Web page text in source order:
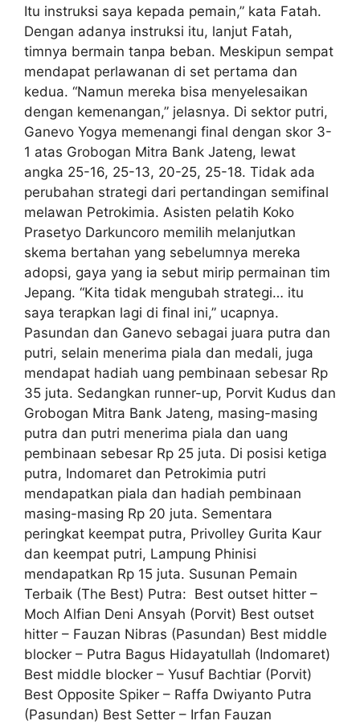
Itu instruksi saya kepada pemain,” kata Fatah.
Dengan adanya instruksi itu, lanjut Fatah,
timnya bermain tanpa beban. Meskipun sempat
mendapat perlawanan di set pertama dan
kedua. “Namun mereka bisa menyelesaikan
dengan kemenangan,” jelasnya. Di sektor putri,
Ganevo Yogya memenangi final dengan skor 3-
1 atas Grobogan Mitra Bank Jateng, lewat
angka 25-16, 25-13, 20-25, 25-18. Tidak ada
perubahan strategi dari pertandingan semifinal
melawan Petrokimia. Asisten pelatih Koko
Prasetyo Darkuncoro memilih melanjutkan
skema bertahan yang sebelumnya mereka
adopsi, gaya yang ia sebut mirip permainan tim
Jepang. “Kita tidak mengubah strategi… itu
saya terapkan lagi di final ini,” ucapnya.
Pasundan dan Ganevo sebagai juara putra dan
putri, selain menerima piala dan medali, juga
mendapat hadiah uang pembinaan sebesar Rp
35 juta. Sedangkan runner-up, Porvit Kudus dan
Grobogan Mitra Bank Jateng, masing-masing
putra dan putri menerima piala dan uang
pembinaan sebesar Rp 25 juta. Di posisi ketiga
putra, Indomaret dan Petrokimia putri
mendapatkan piala dan hadiah pembinaan
masing-masing Rp 20 juta. Sementara
peringkat keempat putra, Privolley Gurita Kaur
dan keempat putri, Lampung Phinisi
mendapatkan Rp 15 juta. Susunan Pemain
Terbaik (The Best) Putra: Best outset hitter –
Moch Alfian Deni Ansyah (Porvit) Best outset
hitter – Fauzan Nibras (Pasundan) Best middle
blocker – Putra Bagus Hidayatullah (Indomaret)
Best middle blocker – Yusuf Bachtiar (Porvit)
Best Opposite Spiker – Raffa Dwiyanto Putra
(Pasundan) Best Setter – Irfan Fauzan